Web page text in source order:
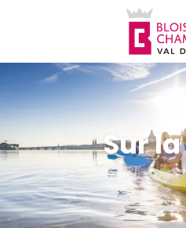
principal
Sur